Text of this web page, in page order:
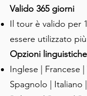
parlava fluentemente
mandava i propri figli
scuole parigine e si
letteratura e nella
francese divenne la
diplomazia, della
società, tanto che la
rumena del
Valido 365 giorni
Il tour è valido per
essere utilizzato
Opzioni linguistiche
Inglese | Francese |
Spagnolo | Italiano |